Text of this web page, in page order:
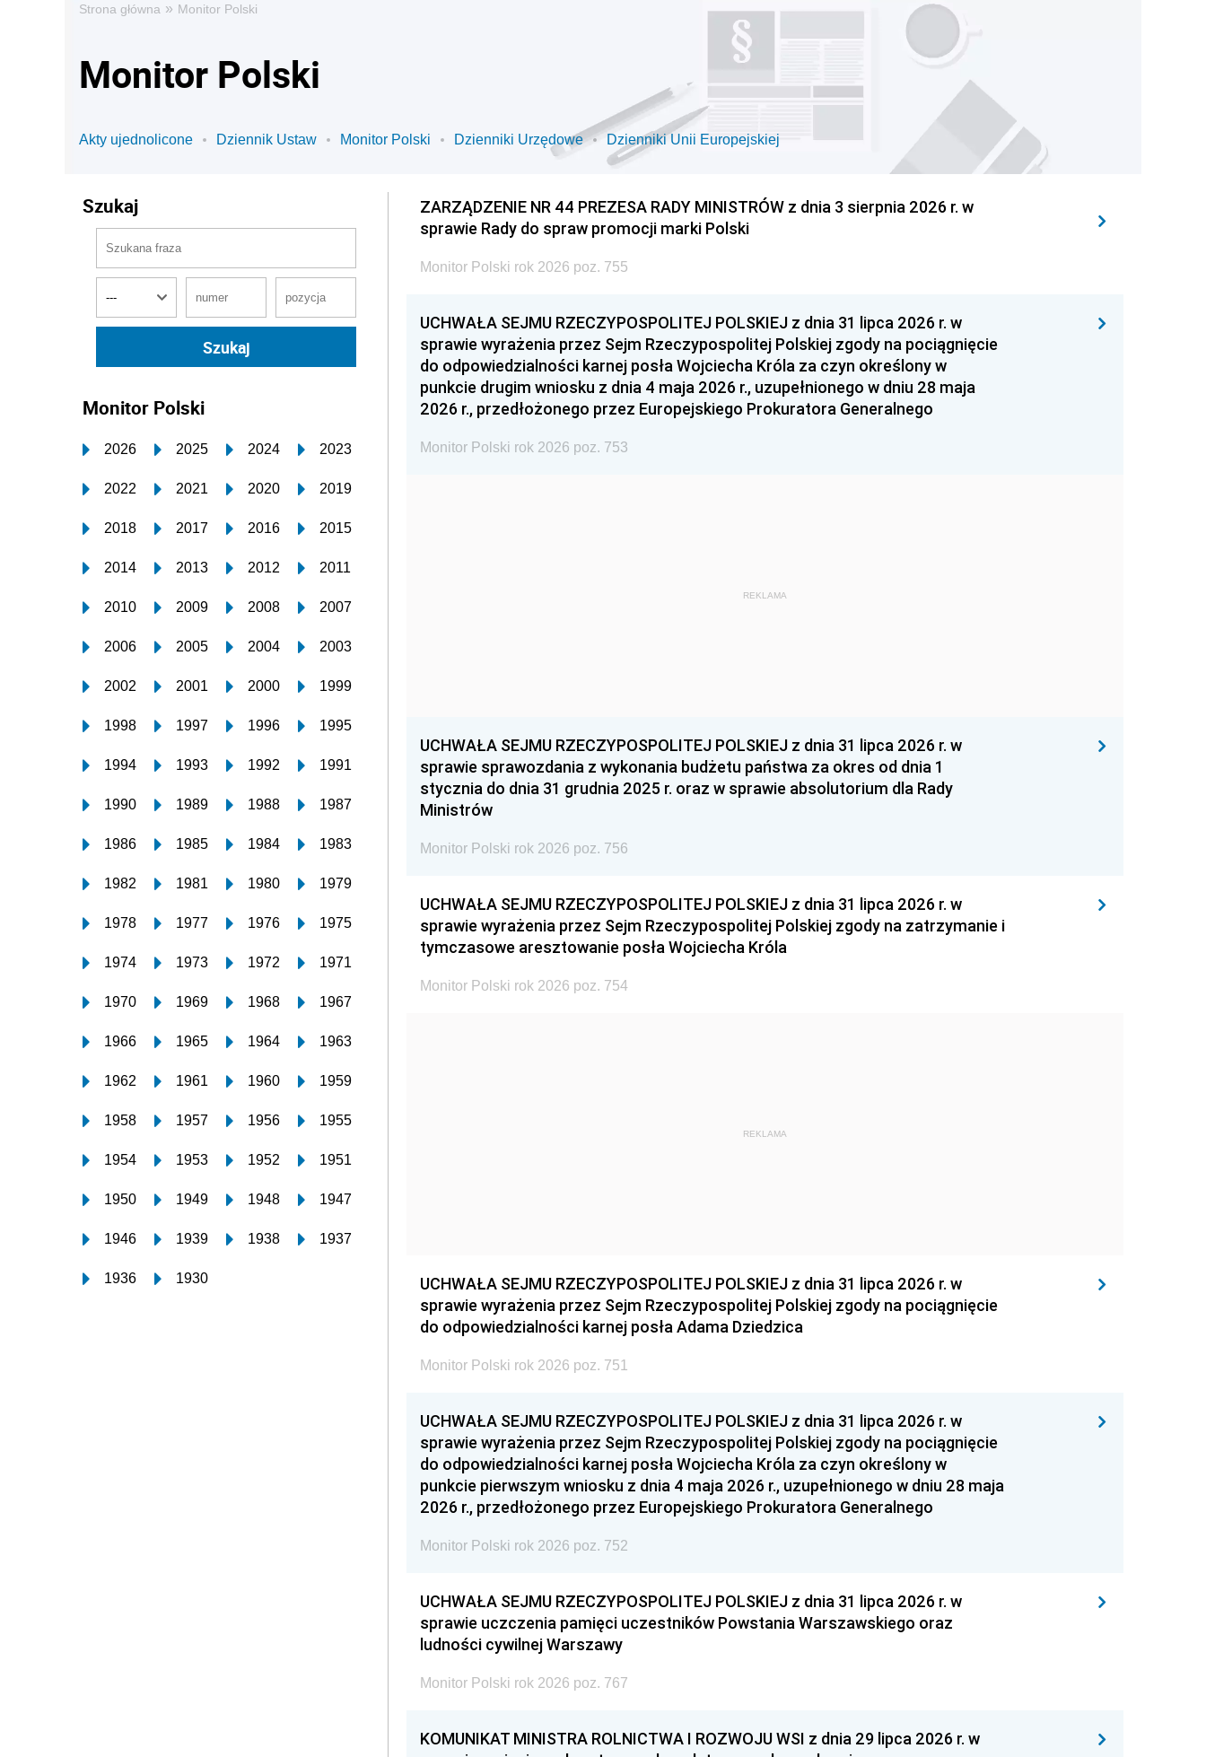
Strona główna » Monitor Polski
Monitor Polski
Akty ujednolicone Dziennik Ustaw Monitor Polski Dzienniki Urzędowe Dzienniki Unii Europejskiej
Szukaj
Monitor Polski
2026 2025 2024 2023
2022 2021 2020 2019
2018 2017 2016 2015
2014 2013 2012 2011
2010 2009 2008 2007
2006 2005 2004 2003
2002 2001 2000 1999
1998 1997 1996 1995
1994 1993 1992 1991
1990 1989 1988 1987
1986 1985 1984 1983
1982 1981 1980 1979
1978 1977 1976 1975
1974 1973 1972 1971
1970 1969 1968 1967
1966 1965 1964 1963
1962 1961 1960 1959
1958 1957 1956 1955
1954 1953 1952 1951
1950 1949 1948 1947
1946 1939 1938 1937
1936 1930
ZARZĄDZENIE NR 44 PREZESA RADY MINISTRÓW z dnia 3 sierpnia 2026 r. w
sprawie Rady do spraw promocji marki Polski
Monitor Polski rok 2026 poz. 755
UCHWAŁA SEJMU RZECZYPOSPOLITEJ POLSKIEJ z dnia 31 lipca 2026 r. w
sprawie wyrażenia przez Sejm Rzeczypospolitej Polskiej zgody na pociągnięcie
do odpowiedzialności karnej posła Wojciecha Króla za czyn określony w
punkcie drugim wniosku z dnia 4 maja 2026 r., uzupełnionego w dniu 28 maja
2026 r., przedłożonego przez Europejskiego Prokuratora Generalnego
Monitor Polski rok 2026 poz. 753
REKLAMA
UCHWAŁA SEJMU RZECZYPOSPOLITEJ POLSKIEJ z dnia 31 lipca 2026 r. w
sprawie sprawozdania z wykonania budżetu państwa za okres od dnia 1
stycznia do dnia 31 grudnia 2025 r. oraz w sprawie absolutorium dla Rady
Ministrów
Monitor Polski rok 2026 poz. 756
UCHWAŁA SEJMU RZECZYPOSPOLITEJ POLSKIEJ z dnia 31 lipca 2026 r. w
sprawie wyrażenia przez Sejm Rzeczypospolitej Polskiej zgody na zatrzymanie i
tymczasowe aresztowanie posła Wojciecha Króla
Monitor Polski rok 2026 poz. 754
REKLAMA
UCHWAŁA SEJMU RZECZYPOSPOLITEJ POLSKIEJ z dnia 31 lipca 2026 r. w
sprawie wyrażenia przez Sejm Rzeczypospolitej Polskiej zgody na pociągnięcie
do odpowiedzialności karnej posła Adama Dziedzica
Monitor Polski rok 2026 poz. 751
UCHWAŁA SEJMU RZECZYPOSPOLITEJ POLSKIEJ z dnia 31 lipca 2026 r. w
sprawie wyrażenia przez Sejm Rzeczypospolitej Polskiej zgody na pociągnięcie
do odpowiedzialności karnej posła Wojciecha Króla za czyn określony w
punkcie pierwszym wniosku z dnia 4 maja 2026 r., uzupełnionego w dniu 28 maja
2026 r., przedłożonego przez Europejskiego Prokuratora Generalnego
Monitor Polski rok 2026 poz. 752
UCHWAŁA SEJMU RZECZYPOSPOLITEJ POLSKIEJ z dnia 31 lipca 2026 r. w
sprawie uczczenia pamięci uczestników Powstania Warszawskiego oraz
ludności cywilnej Warszawy
Monitor Polski rok 2026 poz. 767
KOMUNIKAT MINISTRA ROLNICTWA I ROZWOJU WSI z dnia 29 lipca 2026 r. w